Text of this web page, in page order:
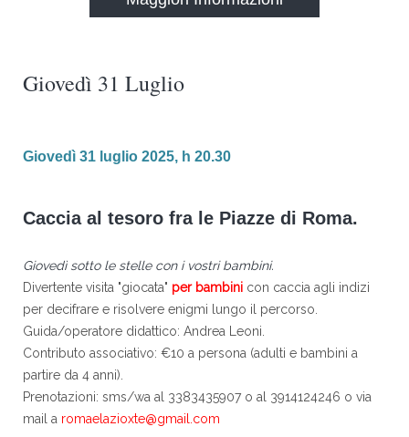
Giovedì 31 Luglio
Giovedì 31 luglio 2025, h 20.30
Caccia al tesoro fra le Piazze di Roma.
Giovedì sotto le stelle con i vostri bambini.
Divertente visita "giocata" per bambini con caccia agli indizi
per decifrare e risolvere enigmi lungo il percorso.
Guida/operatore didattico: Andrea Leoni.
Contributo associativo: €10 a persona (adulti e bambini a
partire da 4 anni).
Prenotazioni: sms/wa al 3383435907 o al 3914124246 o via
mail a romaelazioxte@gmail.com